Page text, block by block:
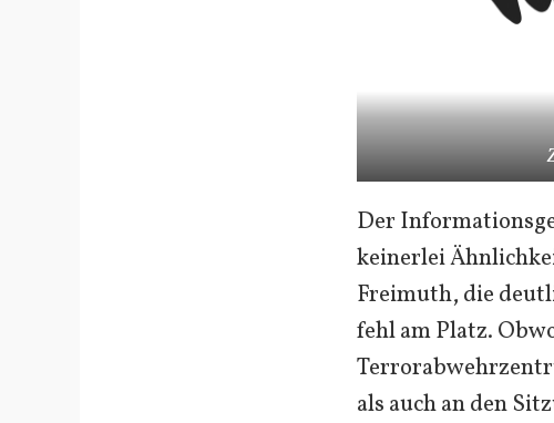
Der
keinerlei
Freimuth, die
fehl am Platz.
als auch an den